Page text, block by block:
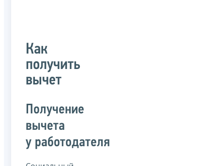
Как
получить
вычет
Получение
вычета
у работодателя